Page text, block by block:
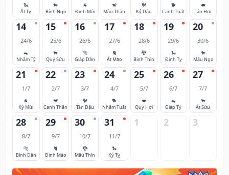
🐍
Ất Tỵ
🐎
Bính Ngọ
🐐
Đinh Mùi
🐒
Mậu Thân
🐓
Kỷ Dậu
🐕
Canh Tuất
🐖
Tân Hợi
14
24/6
🐀
Nhâm Tý
15
25/6
🐂
Quý Sửu
16
26/6
🐅
Giáp Dần
17
27/6
🐈
Ất Mão
18
28/6
🐉
Bính Thìn
19
29/6
🐍
Đinh Tỵ
20
30/6
🐎
Mậu Ngọ
21
1/7
🐐
Kỷ Mùi
22
2/7
🐒
Canh Thân
23
3/7
🐓
Tân Dậu
24
4/7
🐕
Nhâm Tuất
25
5/7
🐖
Quý Hợi
26
6/7
🐀
Giáp Tý
27
7/7
🐂
Ất Sửu
28
8/7
🐅
Bính Dần
29
9/7
🐈
Đinh Mão
30
10/7
🐉
Mậu Thìn
31
11/7
🐍
Kỷ Tỵ
1 2 3